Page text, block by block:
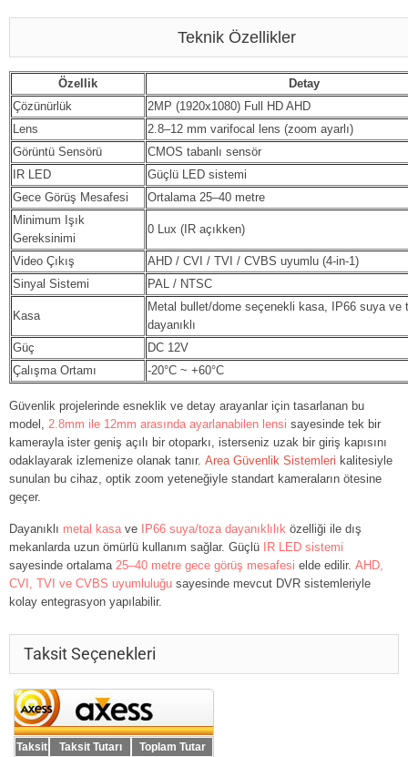
Teknik Özellikler
Özellik
Detay
Çözünürlük
2MP (1920x1080) Full HD AHD
Lens
2.8–12 mm varifocal lens (zoom ayarlı)
Görüntü Sensörü
CMOS tabanlı sensör
IR LED
Güçlü LED sistemi
Gece Görüş Mesafesi
Ortalama 25–40 metre
Minimum Işık
Gereksinimi
0 Lux (IR açıkken)
Video Çıkış
AHD / CVI / TVI / CVBS uyumlu (4-in-1)
Sinyal Sistemi
PAL / NTSC
Kasa
Metal bullet/dome seçenekli kasa, IP66 suya ve
dayanıklı
Güç
DC 12V
Çalışma Ortamı
-20°C ~ +60°C
Güvenlik projelerinde esneklik ve detay arayanlar için tasarlanan bu
model, 2.8mm ile 12mm arasında ayarlanabilen lensi sayesinde tek bir
kamerayla ister geniş açılı bir otoparkı, isterseniz uzak bir giriş kapısını
odaklayarak izlemenize olanak tanır. Area Güvenlik Sistemleri kalitesiyle
sunulan bu cihaz, optik zoom yeteneğiyle standart kameraların ötesine
geçer.
Dayanıklı metal kasa ve IP66 suya/toza dayanıklılık özelliği ile dış
mekanlarda uzun ömürlü kullanım sağlar. Güçlü IR LED sistemi
sayesinde ortalama 25–40 metre gece görüş mesafesi elde edilir. AHD,
CVI, TVI ve CVBS uyumluluğu sayesinde mevcut DVR sistemleriyle
kolay entegrasyon yapılabilir.
Taksit Seçenekleri
Taksit Taksit Tutarı
Toplam Tutar